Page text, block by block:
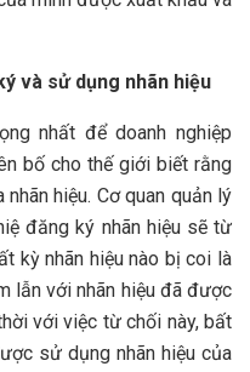
và sử dụng nhãn hiệu
nhất để doanh nghiệp
bố cho thế giới biết rằng
hiệu. Cơ quan quản lý
đăng ký nhãn hiệu sẽ từ
kỳ nhãn hiệu nào bị coi là
lẫn với nhãn hiệu đã được
với việc từ chối này, bất
sử dụng nhãn hiệu của